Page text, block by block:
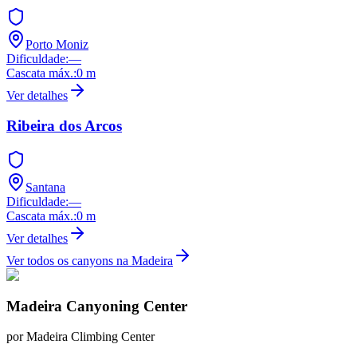
Porto Moniz
Dificuldade:—
Cascata máx.:0 m
Ver detalhes
Ribeira dos Arcos
Santana
Dificuldade:—
Cascata máx.:0 m
Ver detalhes
Ver todos os canyons na Madeira
Madeira Canyoning Center
porMadeira Climbing Center